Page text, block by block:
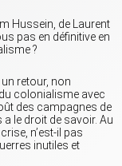
Hussein, de Laurent
pas en définitive en
?
retour, non
colonialisme avec
des campagnes de
a le droit de savoir. Au
n’est-il pas
inutiles et